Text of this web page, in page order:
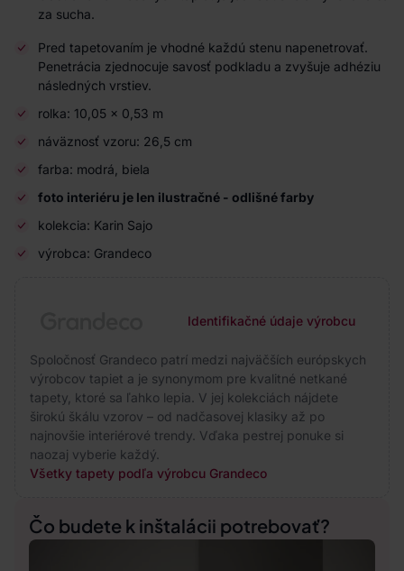
za sucha.
Pred tapetovaním je vhodné každú stenu napenetrovať.
Penetrácia zjednocuje savosť podkladu a zvyšuje adhéziu
následných vrstiev.
rolka: 10,05 × 0,53 m
náväznosť vzoru: 26,5 cm
farba: modrá, biela
foto interiéru je len ilustračné - odlišné farby
kolekcia: Karin Sajo
výrobca: Grandeco
Identifikačné údaje výrobcu
Spoločnosť Grandeco patrí medzi najväčších európskych
výrobcov tapiet a je synonymom pre kvalitné netkané
tapety, ktoré sa ľahko lepia. V jej kolekciách nájdete
širokú škálu vzorov – od nadčasovej klasiky až po
najnovšie interiérové trendy. Vďaka pestrej ponuke si
naozaj vyberie každý.
Všetky tapety podľa výrobcu Grandeco
Čo budete k inštalácii potrebovať?